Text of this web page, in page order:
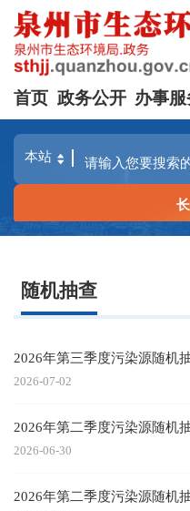
首页 政务公开 办事服
随机抽查
2026年第三季度污染源随机
2026-07-02
2026年第二季度污染源随机
2026-06-30
2026年第二季度污染源随机